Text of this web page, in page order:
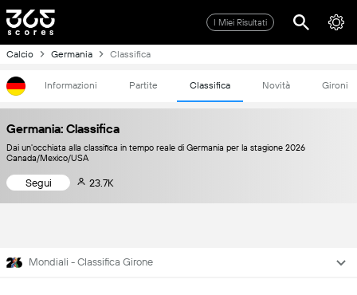
I Miei Risultati
Calcio Germania Classifica
Informazioni Partite Classifica Novità Gironi
Germania: Classifica
Dai un'occhiata alla classifica in tempo reale di Germania per la stagione 2026
Canada/Mexico/USA
Segui 23.7K
Mondiali - Classifica Girone